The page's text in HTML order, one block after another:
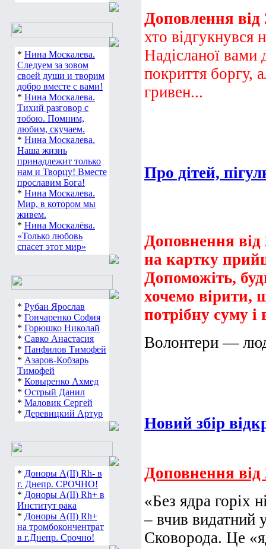
* Нина Москалева.
Следуем за зовом
своей души и творим
добро вместе с вами!
* Нина Москалева.
Тихий разговор с
тобою. Помним,
любим, скучаем.
* Нина Москалева.
Наша жизнь
принадлежит только
нам и Творцу! Вместе
прославим Бога!
* Нина Москалева.
Мир, в котором мы
живем.
* Нина Москалёва.
«Только любовь
спасет этот мир»
* Рубан Ярослав
* Гончаренко София
* Горюшко Николай
* Савко Анастасия
* Панфилов Тимофей
* Азаров-Кобзарь
Тимофей
* Ковыренко Ахмед
* Острый Данил
* Маловик Сергей
* Деревицкий Артур
* Доноры А(ІІ) Rh- в
г. Днепр. СРОЧНО!
* Доноры А(ІІ) Rh+ в
Институт рака
* Доноры А(ІІ) Rh+
на тромбокончентрат
в г.Днепр. Срочно!
Доповлення
хто
Надісланої вами
покриття боргу,
гривен...
Про дітей,
Доповнення
на картку
Допоможіть,
хочемо вірити,
потрібну суму і
Волонтери —
Новий збір
Доповнення від
«Без ядра горіх
– вчив видатний
Сковорода. Це